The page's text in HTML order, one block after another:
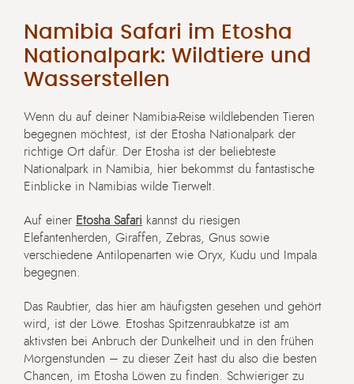
Namibia Safari im Etosha
Nationalpark: Wildtiere und
Wasserstellen
Wenn du auf deiner Namibia-Reise wildlebenden Tieren
begegnen möchtest, ist der Etosha Nationalpark der
richtige Ort dafür. Der Etosha ist der beliebteste
Nationalpark in Namibia, hier bekommst du fantastische
Einblicke in Namibias wilde Tierwelt.
Auf einer Etosha Safari kannst du riesigen
Elefantenherden, Giraffen, Zebras, Gnus sowie
verschiedene Antilopenarten wie Oryx, Kudu und Impala
begegnen.
Das Raubtier, das hier am häufigsten gesehen und gehört
wird, ist der Löwe. Etoshas Spitzenraubkatze ist am
aktivsten bei Anbruch der Dunkelheit und in den frühen
Morgenstunden – zu dieser Zeit hast du also die besten
Chancen, im Etosha Löwen zu finden. Schwieriger zu